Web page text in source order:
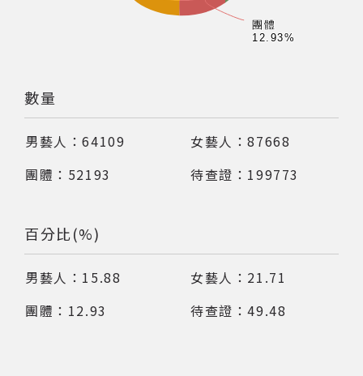
團體
12.93%
團體
12.93%
數量
64109
87668
52193
199773
百分比(%)
15.88
21.71
12.93
49.48